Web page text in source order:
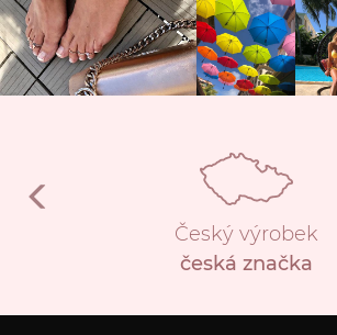
Český výrobek
česká značka